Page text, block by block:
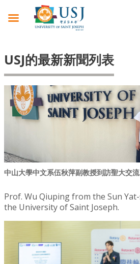
USJ的最新新聞列表
中山大學中文系伍秋萍副教授到訪聖大交流
Prof. Wu Qiuping from the Sun
the University of Saint Joseph.